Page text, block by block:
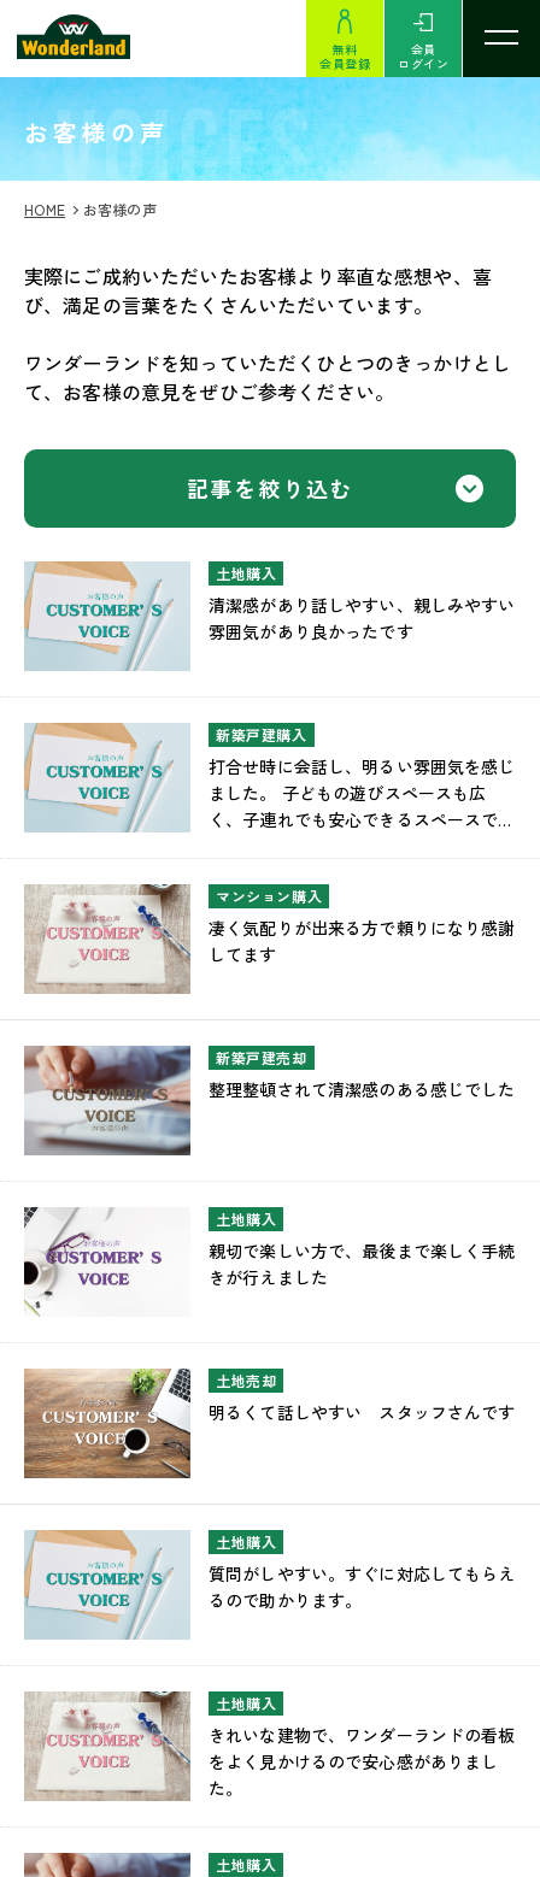
無料
会員登録
会員
ログイン
お客様の声
VOICES
HOME お客様の声
実際にご成約いただいたお客様より率直な感想や、喜
び、満足の言葉をたくさんいただいています。
ワンダーランドを知っていただくひとつのきっかけとし
て、お客様の意見をぜひご参考ください。
記事を絞り込む
土地購入
清潔感があり話しやすい、親しみやすい
雰囲気があり良かったです
新築戸建購入
打合せ時に会話し、明るい雰囲気を感じ
ました。 子どもの遊びスペースも広
く、子連れでも安心できるスペースでし
マンション購入
凄く気配りが出来る方で頼りになり感謝
してます
新築戸建売却
整理整頓されて清潔感のある感じでした
土地購入
親切で楽しい方で、最後まで楽しく手続
きが行えました
土地売却
明るくて話しやすい スタッフさんです
土地購入
質問がしやすい。すぐに対応してもらえ
るので助かります。
土地購入
きれいな建物で、ワンダーランドの看板
をよく見かけるので安心感がありまし
た。
土地購入